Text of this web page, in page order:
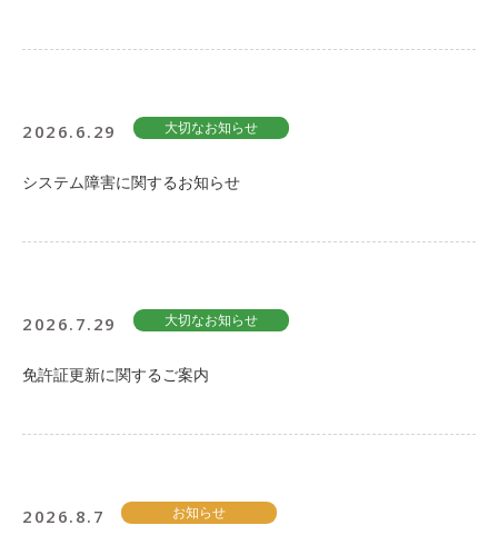
2026.6.29 大切なお知らせ
システム障害に関するお知らせ
2026.7.29 大切なお知らせ
免許証更新に関するご案内
2026.8.7 お知らせ